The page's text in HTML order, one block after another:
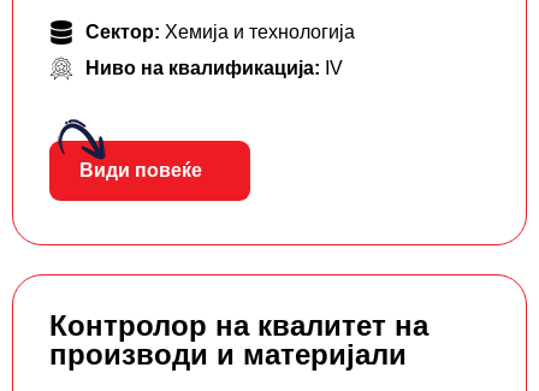
Сектор: Хемија и технологија
Ниво на квалификација: IV
Види повеќе
Контролор на квалитет на
производи и материјали